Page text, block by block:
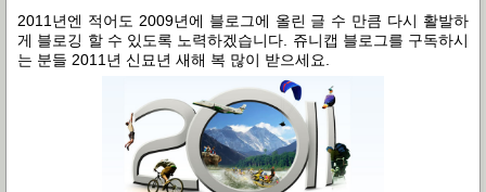
2011년엔 적어도 2009년에 블로그에 올린 글 수 만큼 다시 활발하
게 블로깅 할 수 있도록 노력하겠습니다. 쥬니캡 블로그를 구독하시
는 분들 2011년 신묘년 새해 복 많이 받으세요.